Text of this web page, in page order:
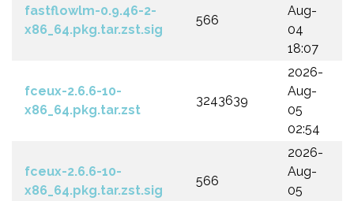
fastflowlm-0.9.46-2-
x86_64.pkg.tar.zst.sig
566
Aug-
04
18:07
fceux-2.6.6-10-
x86_64.pkg.tar.zst
3243639
2026-
Aug-
05
02:54
fceux-2.6.6-10-
x86_64.pkg.tar.zst.sig
566
2026-
Aug-
05